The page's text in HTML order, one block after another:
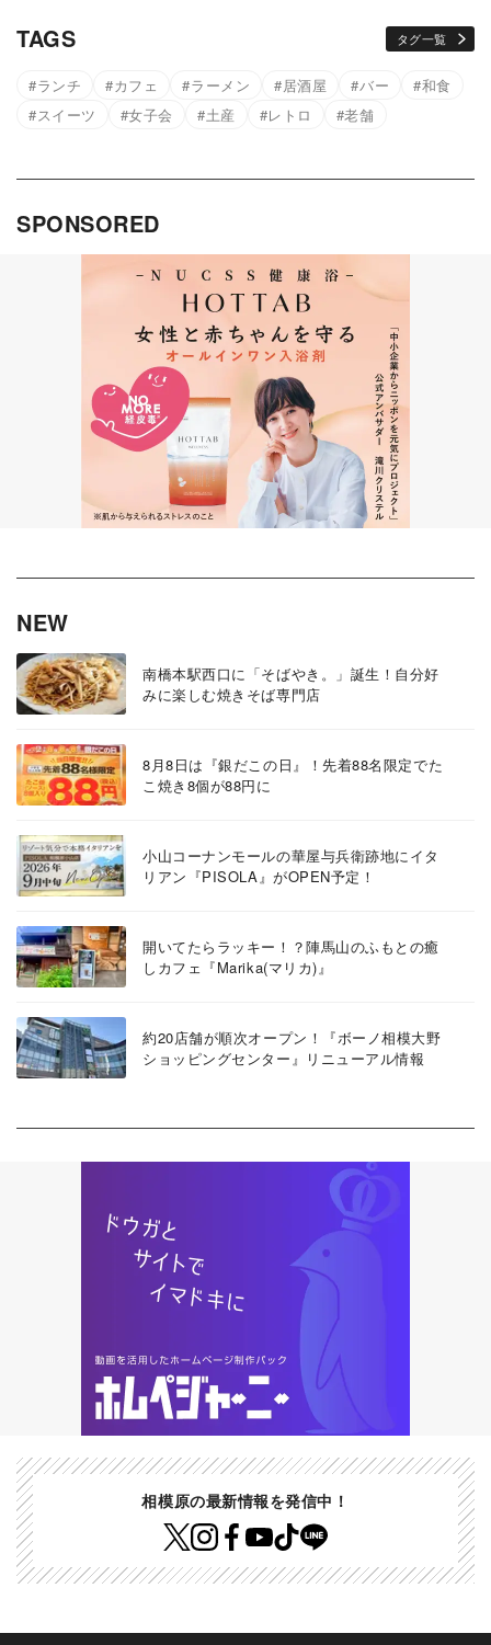
TAGS タグ一覧
ランチ カフェ ラーメン 居酒屋 バー
和食
スイーツ
女子会 土産 レトロ 老舗
SPONSORED
NEW
南橋本駅西口に「そばやき。」誕生！自分好
みに楽しむ焼きそば専門店
8月8日は『銀だこの日』！先着88名限定でた
こ焼き8個が88円に
小山コーナンモールの華屋与兵衛跡地にイタ
リアン『PISOLA』がOPEN予定！
開いてたらラッキー！？陣馬山のふもとの癒
しカフェ『Marika(マリカ)』
約20店舗が順次オープン！『ボーノ相模大野
ショッピングセンター』リニューアル情報
相模原の最新情報を発信中！